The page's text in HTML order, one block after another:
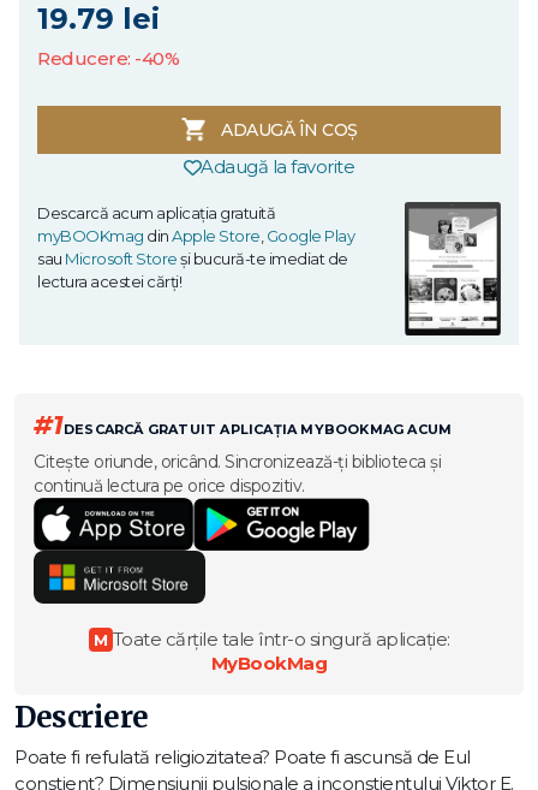
19.79 lei
Reducere: -40%
ADAUGĂ ÎN COȘ
Adaugă la favorite
Descarcă acum aplicația gratuită
myBOOKmag dinApple Store,Google Play
sau Microsoft Storeși bucură-te imediat de
lectura acestei cărți!
#1DESCARCĂ GRATUIT APLICAȚIA MYBOOKMAG ACUM
Citește oriunde, oricând. Sincronizează-ți biblioteca și
continuă lectura pe orice dispozitiv.
M Toate cărțile tale într-o singură aplicație:
MyBookMag
Descriere
Poate fi refulată religiozitatea? Poate fi ascunsă de Eul
conștient? Dimensiunii pulsionale a inconștientului Viktor E.